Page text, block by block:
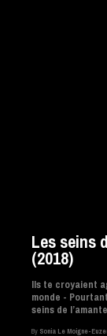
Les seins
(2018)
Ils te croyaient
monde -
seins de l’amante
By Sonia Le Moigne-